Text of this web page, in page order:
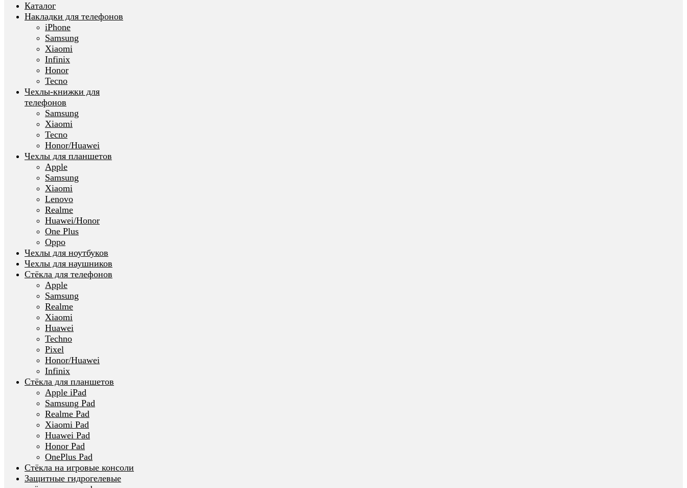
Каталог
Накладки для телефонов
iPhone
Samsung
Xiaomi
Infinix
Honor
Tecno
Чехлы-книжки для
телефонов
Samsung
Xiaomi
Tecno
Honor/Huawei
Чехлы для планшетов
Apple
Samsung
Xiaomi
Lenovo
Realme
Huawei/Honor
One Plus
Oppo
Чехлы для ноутбуков
Чехлы для наушников
Стёкла для телефонов
Apple
Samsung
Realme
Xiaomi
Huawei
Techno
Pixel
Honor/Huawei
Infinix
Стёкла для планшетов
Apple iPad
Samsung Pad
Realme Pad
Xiaomi Pad
Huawei Pad
Honor Pad
OnePlus Pad
Стёкла на игровые консоли
Защитные гидрогелевые